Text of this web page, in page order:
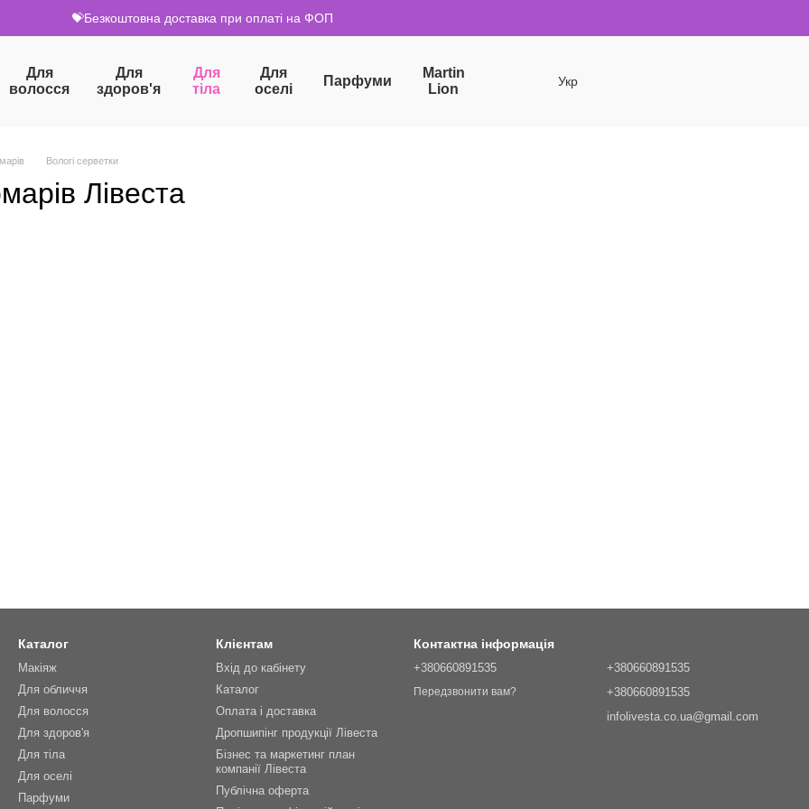
💝Безкоштовна доставка при оплаті на ФОП
Для
волосся
Для
здоров'я
Для
тіла
Для
оселі
Парфуми
Martin
Lion
Укр
Вологі серветки
Лівеста
Каталог
Макіяж
Для обличчя
Для волосся
Для здоров'я
Для тіла
Для оселі
Парфуми
Клієнтам
Вхід до кабінету
Каталог
Оплата і доставка
Дропшипінг продукції Лівеста
Бізнес та маркетинг план
компанії Лівеста
Публічна оферта
Контактна інформація
+380660891535
Передзвонити вам?
+380660891535
+380660891535
infolivesta.co.ua@gmail.com